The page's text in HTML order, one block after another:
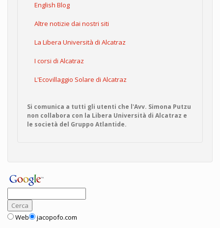
English Blog
Altre notizie dai nostri siti
La Libera Università di Alcatraz
I corsi di Alcatraz
L'Ecovillaggio Solare di Alcatraz
Si comunica a tutti gli utenti che l'Avv. Simona Putzu
non collabora con la Libera Università di Alcatraz e
le società del Gruppo Atlantide.
Web jacopofo.com